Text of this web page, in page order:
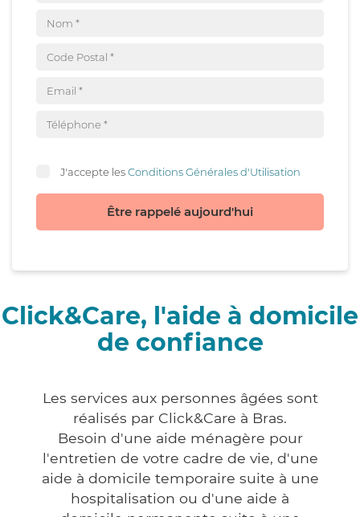
J'accepte lesConditions Générales d'Utilisation
Être rappelé aujourd'hui
Click&Care, l'aide à domicile
de confiance
Les services aux personnes âgées sont
réalisés par Click&Care à Bras.
Besoin d'une aide ménagère pour
l'entretien de votre cadre de vie, d'une
aide à domicile temporaire suite à une
hospitalisation ou d'une aide à